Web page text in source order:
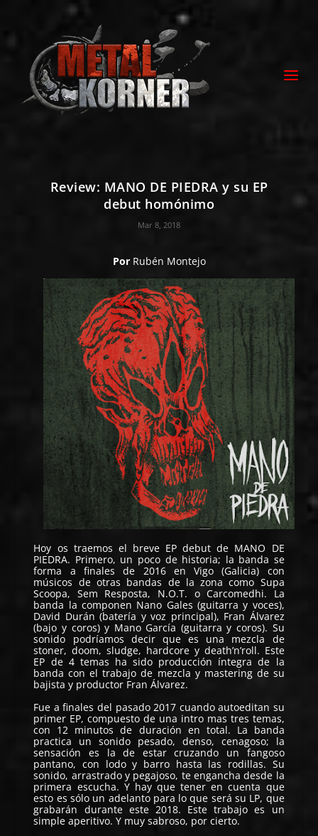
Review: MANO DE PIEDRA y su EP
debut homónimo
Mar 8, 2018
Por Rubén Montejo
Hoy os traemos el breve EP debut de MANO DE
PIEDRA. Primero, un poco de historia; la banda se
forma a finales de 2016 en Vigo (Galicia) con
músicos de otras bandas de la zona como Supa
Scoopa, Sem Resposta, N.O.T. o Carcomedhi. La
banda la componen Nano Gales (guitarra y voces),
David Durán (batería y voz principal), Fran Álvarez
(bajo y coros) y Mano García (guitarra y coros). Su
sonido podríamos decir que es una mezcla de
stoner, doom, sludge, hardcore y death’n’roll. Este
EP de 4 temas ha sido producción íntegra de la
banda con el trabajo de mezcla y mastering de su
bajista y productor Fran Álvarez.
Fue a finales del pasado 2017 cuando autoeditan su
primer EP, compuesto de una intro mas tres temas,
con 12 minutos de duración en total. La banda
practica un sonido pesado, denso, cenagoso; la
sensación es la de estar cruzando un fangoso
pantano, con lodo y barro hasta las rodillas. Su
sonido, arrastrado y pegajoso, te engancha desde la
primera escucha. Y hay que tener en cuenta que
esto es sólo un adelanto para lo que será su LP, que
grabarán durante este 2018. Este trabajo es un
simple aperitivo. Y muy sabroso, por cierto.